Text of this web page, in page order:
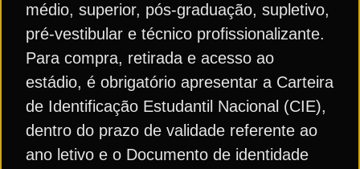
médio, superior, pós-graduação, supletivo,
pré-vestibular e técnico profissionalizante.
Para compra, retirada e acesso ao
estádio, é obrigatório apresentar a Carteira
de Identificação Estudantil Nacional (CIE),
dentro do prazo de validade referente ao
ano letivo e o Documento de identidade